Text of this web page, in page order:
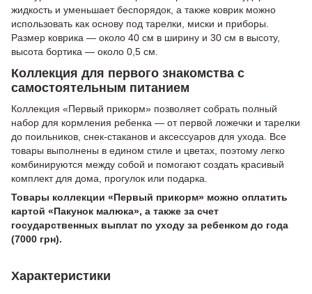
жидкость и уменьшает беспорядок, а также коврик можно
использовать как основу под тарелки, миски и приборы.
Размер коврика — около 40 см в ширину и 30 см в высоту,
высота бортика — около 0,5 см.
Коллекция для первого знакомства с
самостоятельным питанием
Коллекция «Первый прикорм» позволяет собрать полный
набор для кормления ребенка — от первой ложечки и тарелки
до поильников, снек-стаканов и аксессуаров для ухода. Все
товары выполнены в едином стиле и цветах, поэтому легко
комбинируются между собой и помогают создать красивый
комплект для дома, прогулок или подарка.
Товары коллекции «Первый прикорм» можно оплатить
картой «Пакунок малюка», а также за счет
государственных выплат по уходу за ребенком до года
(7000 грн).
Характеристики